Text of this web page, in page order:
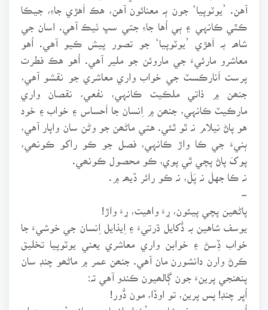
آهن. ’يوٽوپيا‘ جون ٻہ معنائون آهن، هڪ اَهڙي جاءِ، جيڪا
ڪٿي ڪانہي ۽ ٻي اُها جاءِ جتي سڀ ٺيڪ آهي. اسان جي
شاھہ بہ اَهڙي ’يوٽوپيا‘ جو تصور پيش ڪيو آهي. اُهو
معاشرو مارئيءَ جي ماروئن جو ملير آهي. اُهو هڪ فطرت
پرست اَنارڪسٽ جي خواب واري معاشري جو نقشو آهي،
جنھن ۾ ذاتي ملڪيت ڪانہي، نفعي، نقصان واري
مارڪيٽ ڪانہي، جنھن ۾ اِنسان جا اَحساس ۽ خواب ۽ خود
هو پاڻ نيلام نہ ٿو ٿئي. هتي ماڻھن جو وڻن سان واپار آهي،
ٻنيءَ جي ڪا واڙ ڪانہي، فصل جو ڪو راکو ڪونھي،
پوکَ پاڻ پچي ٿي پوي، ڪو محصول ڪونھي.
نہ ڪا جهلَ نہ پَلَ، نہ ڪو رائر ڏيھہ ۾.
پاڻھين پچي پيئون، رِءَ واهيت، رِءَ واڙ!
يوسف شاهين بہ ڏُکايل ڌرتيءَ ۽ اِيذايل اِنسان جي خوشيءَ جا
خواب ڏِسڻ ۽ خوابن واري معاشري يعني يوٽوپيا تخليق
ڪرڻ وارن دانشورن مان آهي. جنھن عمر ۾ ماڻھو چنڊ سان
پنھنجي پرينءَ جون ڳالھيون ڪندو آهي تہ:
اُڀر چنڊ! پس پرين، تو اوڏا، مون ڏُور!
اُن عمر ۾ يوسف شاهين ’خدا، اِنسان ۽ جانور‘ جي عنوان